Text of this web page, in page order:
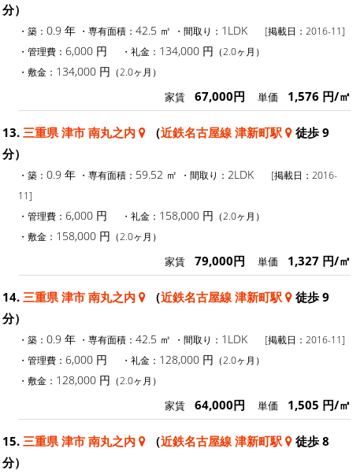
分）
・築： 0.9 年 ・専有面積： 42.5 ㎡ ・間取り： 1LDK
[掲載日：2016-11]
・管理費： 6,000 円 ・礼金： 134,000 円 （2.0ヶ月）
・敷金： 134,000 円 （2.0ヶ月）
家賃 67,000円 単価 1,576 円/㎡
13. 三重県 津市 南丸之内 （近鉄名古屋線 津新町駅
徒歩 9
分）
・築： 0.9 年 ・専有面積： 59.52 ㎡ ・間取り： 2LDK
[掲載日：2016-
11]
・管理費： 6,000 円 ・礼金： 158,000 円 （2.0ヶ月）
・敷金： 158,000 円 （2.0ヶ月）
家賃 79,000円 単価 1,327 円/㎡
14. 三重県 津市 南丸之内 （近鉄名古屋線 津新町駅
徒歩 9
分）
・築： 0.9 年 ・専有面積： 42.5 ㎡ ・間取り： 1LDK
[掲載日：2016-11]
・管理費： 6,000 円 ・礼金： 128,000 円 （2.0ヶ月）
・敷金： 128,000 円 （2.0ヶ月）
家賃 64,000円 単価 1,505 円/㎡
15. 三重県 津市 南丸之内 （近鉄名古屋線 津新町駅
徒歩 8
分）